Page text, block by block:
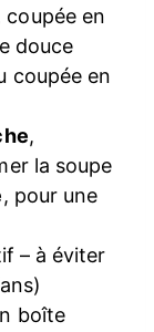
coupée en
douce
coupée en
,
la soupe
, pour une
– à éviter
boîte